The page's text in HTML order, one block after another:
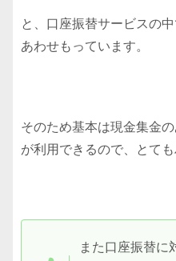
と、口座振替サービスの
あわせもっています。
そのため基本は現金集金
が利用できるので、とて
また口座振替に